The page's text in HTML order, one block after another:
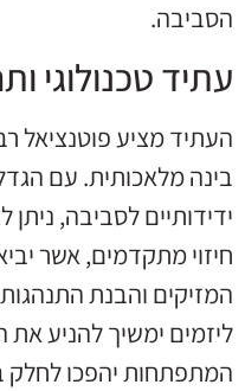
הסביבה.
עתיד טכנולוגי
העתיד מציע פוטנציאל
בינה מלאכותית. עם
ידידותיים לסביבה,
חיזוי מתקדמים, אשר
המזיקים והבנת
ליזמים ימשיך להניע את
המתפתחות יהפכו